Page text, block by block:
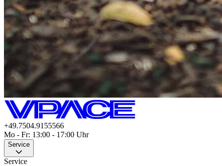
+49.7504.9155566
Mo - Fr: 13:00 - 17:00 Uhr
Service
Service